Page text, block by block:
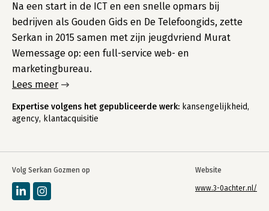
Volg Serkan Gozmen op Website
www.3-0achter.nl/
Na een start in de ICT en een snelle opmars bij
bedrijven als Gouden Gids en De Telefoongids, zette
Serkan in 2015 samen met zijn jeugdvriend Murat
Wemessage op: een full-service web- en
marketingbureau.
Lees meer
Expertise volgens het gepubliceerde werk: kansengelijkheid,
agency, klantacquisitie